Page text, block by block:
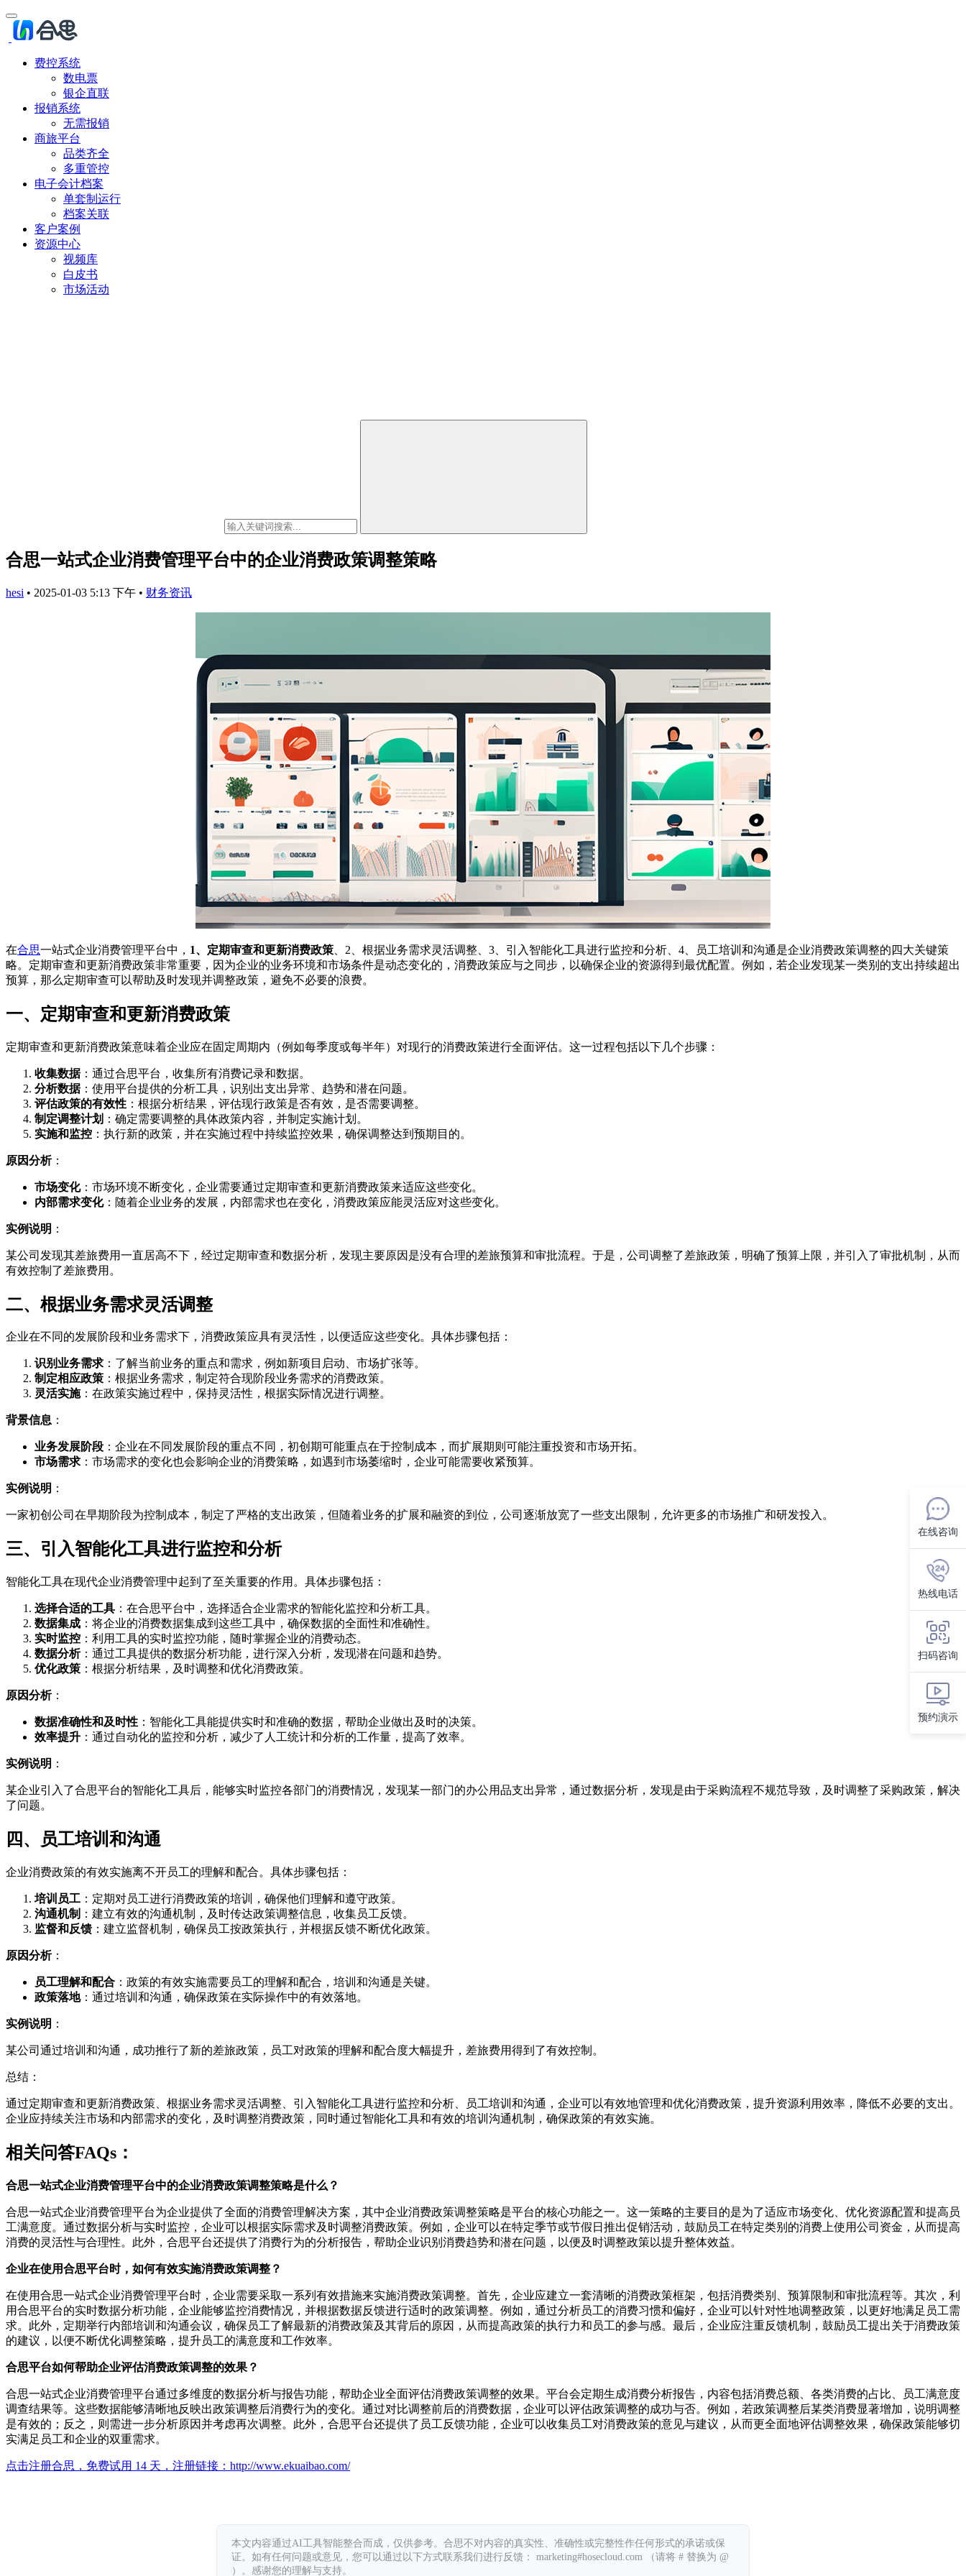
费控系统
数电票
银企直联
报销系统
无需报销
商旅平台
品类齐全
多重管控
电子会计档案
单套制运行
档案关联
客户案例
资源中心
视频库
白皮书
市场活动
合思一站式企业消费管理平台中的企业消费政策调整策略
hesi • 2025-01-03 5:13 下午 • 财务资讯
在合思一站式企业消费管理平台中， 1、定期审查和更新消费政策 、2、根据业务需求灵活调整、3、引入智能化工具进行监控和分析、4、员工培训和沟通是企业消费政策调整的四大关键策
略。定期审查和更新消费政策非常重要，因为企业的业务环境和市场条件是动态变化的，消费政策应与之同步，以确保企业的资源得到最优配置。例如，若企业发现某一类别的支出持续超出
预算，那么定期审查可以帮助及时发现并调整政策，避免不必要的浪费。
一、定期审查和更新消费政策
定期审查和更新消费政策意味着企业应在固定周期内（例如每季度或每半年）对现行的消费政策进行全面评估。这一过程包括以下几个步骤：
收集数据：通过合思平台，收集所有消费记录和数据。
分析数据：使用平台提供的分析工具，识别出支出异常、趋势和潜在问题。
评估政策的有效性 ：根据分析结果，评估现行政策是否有效，是否需要调整。
制定调整计划 ：确定需要调整的具体政策内容，并制定实施计划。
实施和监控 ：执行新的政策，并在实施过程中持续监控效果，确保调整达到预期目的。
原因分析：
市场变化：市场环境不断变化，企业需要通过定期审查和更新消费政策来适应这些变化。
内部需求变化：随着企业业务的发展，内部需求也在变化，消费政策应能灵活应对这些变化。
实例说明 ：
某公司发现其差旅费用一直居高不下，经过定期审查和数据分析，发现主要原因是没有合理的差旅预算和审批流程。于是，公司调整了差旅政策，明确了预算上限，并引入了审批机制，从而
有效控制了差旅费用。
二、根据业务需求灵活调整
企业在不同的发展阶段和业务需求下，消费政策应具有灵活性，以便适应这些变化。具体步骤包括：
识别业务需求：了解当前业务的重点和需求，例如新项目启动、市场扩张等。
制定相应政策 ：根据业务需求，制定符合现阶段业务需求的消费政策。
灵活实施：在政策实施过程中，保持灵活性，根据实际情况进行调整。
背景信息 ：
业务发展阶段 ：企业在不同发展阶段的重点不同，初创期可能重点在于控制成本，而扩展期则可能注重投资和市场开拓。
市场需求：市场需求的变化也会影响企业的消费策略，如遇到市场萎缩时，企业可能需要收紧预算。
实例说明 ：
一家初创公司在早期阶段为控制成本，制定了严格的支出政策，但随着业务的扩展和融资的到位，公司逐渐放宽了一些支出限制，允许更多的市场推广和研发投入。
三、引入智能化工具进行监控和分析
智能化工具在现代企业消费管理中起到了至关重要的作用。具体步骤包括：
选择合适的工具 ：在合思平台中，选择适合企业需求的智能化监控和分析工具。
数据集成 ：将企业的消费数据集成到这些工具中，确保数据的全面性和准确性。
实时监控 ：利用工具的实时监控功能，随时掌握企业的消费动态。
数据分析：通过工具提供的数据分析功能，进行深入分析，发现潜在问题和趋势。
优化政策 ：根据分析结果，及时调整和优化消费政策。
原因分析：
数据准确性和及时性 ：智能化工具能提供实时和准确的数据，帮助企业做出及时的决策。
效率提升 ：通过自动化的监控和分析，减少了人工统计和分析的工作量，提高了效率。
实例说明 ：
某企业引入了合思平台的智能化工具后，能够实时监控各部门的消费情况，发现某一部门的办公用品支出异常，通过数据分析，发现是由于采购流程不规范导致，及时调整了采购政策，解决
了问题。
四、员工培训和沟通
企业消费政策的有效实施离不开员工的理解和配合。具体步骤包括：
培训员工 ：定期对员工进行消费政策的培训，确保他们理解和遵守政策。
沟通机制 ：建立有效的沟通机制，及时传达政策调整信息，收集员工反馈。
监督和反馈 ：建立监督机制，确保员工按政策执行，并根据反馈不断优化政策。
原因分析：
员工理解和配合 ：政策的有效实施需要员工的理解和配合，培训和沟通是关键。
政策落地：通过培训和沟通，确保政策在实际操作中的有效落地。
实例说明 ：
某公司通过培训和沟通，成功推行了新的差旅政策，员工对政策的理解和配合度大幅提升，差旅费用得到了有效控制。
总结：
通过定期审查和更新消费政策、根据业务需求灵活调整、引入智能化工具进行监控和分析、员工培训和沟通，企业可以有效地管理和优化消费政策，提升资源利用效率，降低不必要的支出。
企业应持续关注市场和内部需求的变化，及时调整消费政策，同时通过智能化工具和有效的培训沟通机制，确保政策的有效实施。
相关问答FAQs：
合思一站式企业消费管理平台中的企业消费政策调整策略是什么？
合思一站式企业消费管理平台为企业提供了全面的消费管理解决方案，其中企业消费政策调整策略是平台的核心功能之一。这一策略的主要目的是为了适应市场变化、优化资源配置和提高员
工满意度。通过数据分析与实时监控，企业可以根据实际需求及时调整消费政策。例如，企业可以在特定季节或节假日推出促销活动，鼓励员工在特定类别的消费上使用公司资金，从而提高
消费的灵活性与合理性。此外，合思平台还提供了消费行为的分析报告，帮助企业识别消费趋势和潜在问题，以便及时调整政策以提升整体效益。
企业在使用合思平台时，如何有效实施消费政策调整？
在使用合思一站式企业消费管理平台时，企业需要采取一系列有效措施来实施消费政策调整。首先，企业应建立一套清晰的消费政策框架，包括消费类别、预算限制和审批流程等。其次，利
用合思平台的实时数据分析功能，企业能够监控消费情况，并根据数据反馈进行适时的政策调整。例如，通过分析员工的消费习惯和偏好，企业可以针对性地调整政策，以更好地满足员工需
求。此外，定期举行内部培训和沟通会议，确保员工了解最新的消费政策及其背后的原因，从而提高政策的执行力和员工的参与感。最后，企业应注重反馈机制，鼓励员工提出关于消费政策
的建议，以便不断优化调整策略，提升员工的满意度和工作效率。
合思平台如何帮助企业评估消费政策调整的效果？
合思一站式企业消费管理平台通过多维度的数据分析与报告功能，帮助企业全面评估消费政策调整的效果。平台会定期生成消费分析报告，内容包括消费总额、各类消费的占比、员工满意度
调查结果等。这些数据能够清晰地反映出政策调整后消费行为的变化。通过对比调整前后的消费数据，企业可以评估政策调整的成功与否。例如，若政策调整后某类消费显著增加，说明调整
是有效的；反之，则需进一步分析原因并考虑再次调整。此外，合思平台还提供了员工反馈功能，企业可以收集员工对消费政策的意见与建议，从而更全面地评估调整效果，确保政策能够切
实满足员工和企业的双重需求。
点击注册合思，免费试用 14 天，注册链接： http://www.ekuaibao.com/
本文内容通过AI工具智能整合而成，仅供参考。合思不对内容的真实性、准确性或完整性作任何形式的承诺或保
证。如有任何问题或意见，您可以通过以下方式联系我们进行反馈： marketing#hosecloud.com （请将 # 替换为 @
）。感谢您的理解与支持。
在线咨询
热线电话
扫码咨询
预约演示